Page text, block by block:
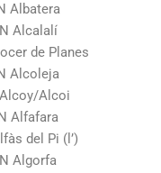
Albatera
Alcalalí
de Planes
Alcoleja
Alcoi
Alfafara
del Pi (l’)
Algorfa